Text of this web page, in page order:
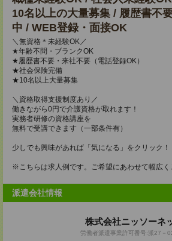
10名以上の大量募集 / 履歴書不
中 / WEB登録・面接OK
＼無資格＊未経験OK／
★年齢不問・ブランクOK
★履歴書不要・来社不要（電話登録OK）
★社会保険完備
★10名以上大量募集
＼資格取得支援制度あり／
働きながら0円で介護資格が取れます！
実務者研修の資格講座を
無料で受講できます（一部条件有）
少しでも興味があれば「気になる」をクリック！
※こちらは求人例です。ご希望にあわせて幅広く
派遣会社情報
株式会社ニッソーネ
労働者派遣事業許可番号:派27－